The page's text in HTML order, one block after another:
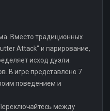
Вместо традиционных
Attack" и парирование,
исход дуэли.
В игре представлено 7
поведением и
между